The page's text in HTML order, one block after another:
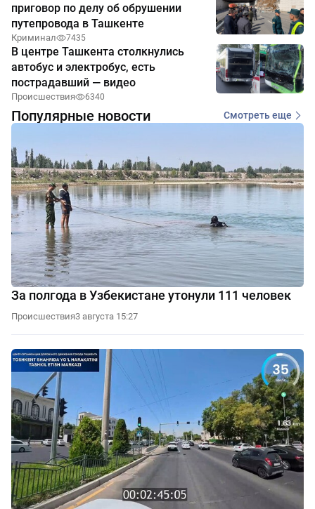
приговор по делу об обрушении
путепровода в Ташкенте
Криминал 7435
В центре Ташкента столкнулись
автобус и электробус, есть
пострадавший — видео
Происшествия 6340
Популярные новости Смотреть еще
За полгода в Узбекистане утонули 111 человек
Происшествия3 августа 15:27